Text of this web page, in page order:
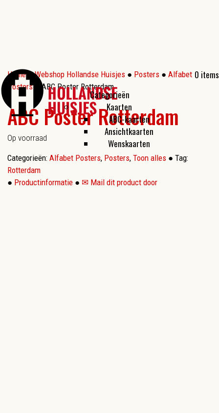
0 items
Categorieën
Kaarten
ABC-kaarten
Ansichtkaarten
Wenskaarten
Home●Webshop Hollandse Huisjes ● Posters ● Alfabet
Posters● ABC Poster Rotterdam
ABC Poster Rotterdam
Op voorraad
Categorieën: Alfabet Posters, Posters, Toon alles ● Tag:
Rotterdam
● Productinformatie ● ✉ Mail dit product door